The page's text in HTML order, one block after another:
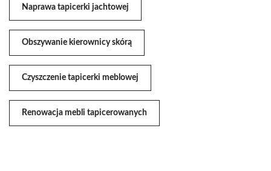
Naprawa tapicerki jachtowej
Obszywanie kierownicy skórą
Czyszczenie tapicerki meblowej
Renowacja mebli tapicerowanych